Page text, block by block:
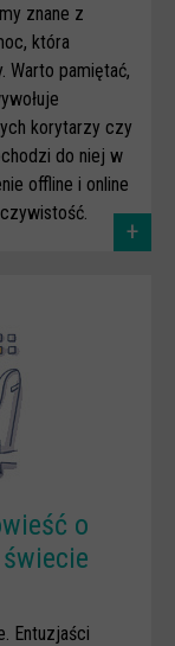
znane z
która
Warto pamiętać,
korytarzy czy
do niej w
offline i online
+
o
Entuzjaści